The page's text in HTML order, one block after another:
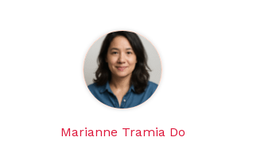
Marianne Tramia Do